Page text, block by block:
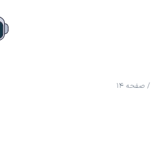
/ صفحه ۱۴